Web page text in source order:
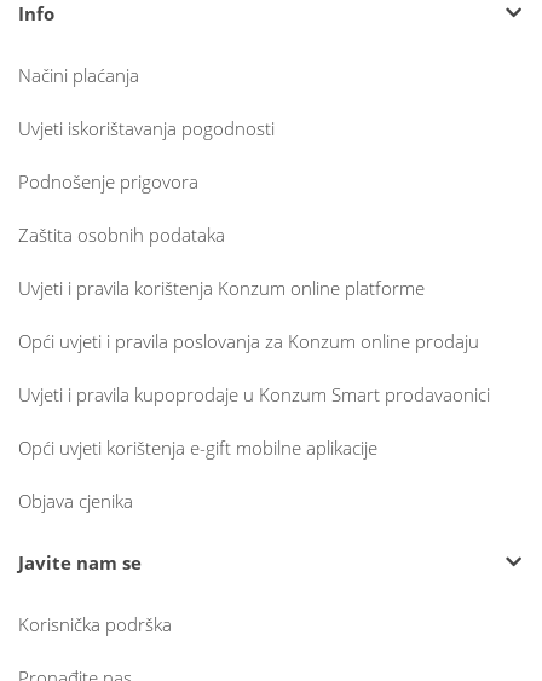
Info
Načini plaćanja
Uvjeti iskorištavanja pogodnosti
Podnošenje prigovora
Zaštita osobnih podataka
Uvjeti i pravila korištenja Konzum online platforme
Opći uvjeti i pravila poslovanja za Konzum online prodaju
Uvjeti i pravila kupoprodaje u Konzum Smart prodavaonici
Opći uvjeti korištenja e-gift mobilne aplikacije
Objava cjenika
Javite nam se
Korisnička podrška